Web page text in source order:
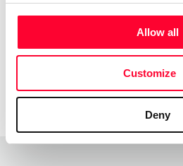
Allow all
Customize
Deny
descargarlas en sus enlaces.